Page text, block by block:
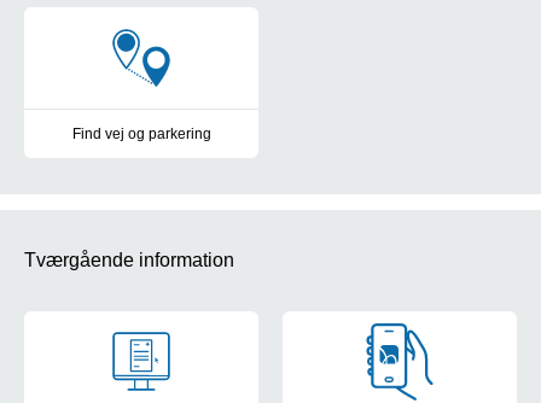
Find vej og parkering
Tværgående information